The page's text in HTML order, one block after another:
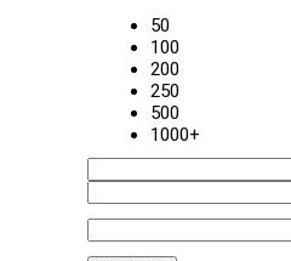
50
100
200
250
500
1000+